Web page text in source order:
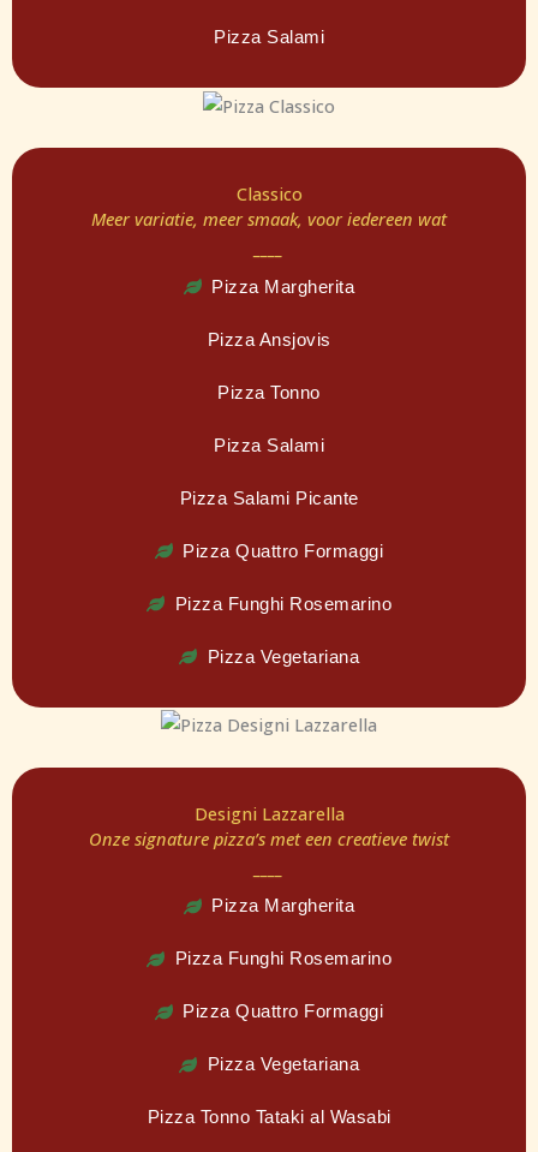
Pizza Salami
Classico
Meer variatie, meer smaak, voor iedereen wat
Pizza Margherita
Pizza Ansjovis
Pizza Tonno
Pizza Salami
Pizza Salami Picante
Pizza Quattro Formaggi
Pizza Funghi Rosemarino
Pizza Vegetariana
Designi Lazzarella
Onze signature pizza’s met een creatieve twist
Pizza Margherita
Pizza Funghi Rosemarino
Pizza Quattro Formaggi
Pizza Vegetariana
Pizza Tonno Tataki al Wasabi